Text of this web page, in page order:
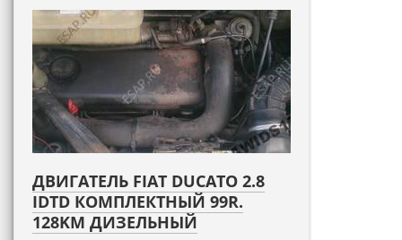
ДВИГАТЕЛЬ FIAT DUCATO 2.8
IDTD КОМПЛЕКТНЫЙ 99R.
128KM ДИЗЕЛЬНЫЙ